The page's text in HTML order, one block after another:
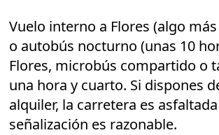
Vuelo interno a Flores (algo
o autobús nocturno (unas 10
Flores, microbús compartido o
una hora y cuarto. Si dispones
alquiler, la carretera es
señalización es razonable.